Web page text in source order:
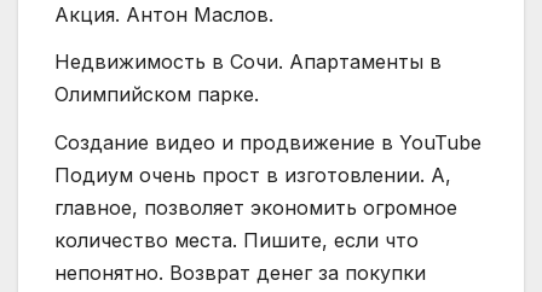
Акция. Антон Маслов.
Недвижимость в Сочи. Апартаменты в
Олимпийском парке.
Создание видео и продвижение в YouTube
Подиум очень прост в изготовлении. А,
главное, позволяет экономить огромное
количество места. Пишите, если что
непонятно. Возврат денег за покупки